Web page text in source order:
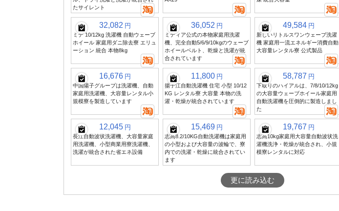
たサイレント
32,082 円
ミデ 10/12kg 洗濯機 自動ウェーブ
ホイール 家庭用ダニ除去寮 エリュ
ーション 統合 本物8kg
36,052 円
ミディア公式の本物家庭用洗濯
機、完全自動5/6/9/10kgのウェーブ
ホイールベルト、乾燥と洗濯が統
合されています
49,584 円
新しいリトルスワンウェーブ洗濯
機 家庭用一流エネルギー消費自動
大容量レンタル寮 公式製品
16,676 円
中国陽子グループは洗濯機、自動
家庭用洗濯機、大容量レンタル小
規模寮を製造しています
11,800 円
揚子江自動洗濯機 住宅 小型 10/12
KG レンタル寮 大容量 本物の洗
濯・乾燥が統合されています
58,787 円
下取りのハイアルは、7/8/10/12kg
の大容量ウェーブホイール家庭用
自動洗濯機を圧倒的に製造しまし
た
12,045 円
長江自動波状洗濯機、大容量家庭
用洗濯機、小型商業用寮洗濯機、
洗濯が統合された省エネ設備
15,469 円
志高8.2/10KG自動洗濯機は家庭用
の小型および大容量の波輪で、寮
内での洗濯・乾燥に統合されてい
ます
19,767 円
志高10kg家庭用大容量自動波状洗
濯機洗浄・乾燥が統合され、小規
模寮レンタルに対応
更に読み込む